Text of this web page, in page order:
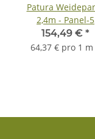
Patura
2,4m - Panel-5
(Ponypanel) -
Fracht
154,49 € *
64,37 € pro 1 m